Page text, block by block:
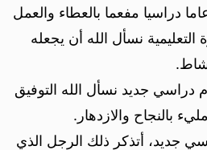
دراسيا مفعما بالعطاء والعمل
نسأل الله أن يجعله
دراسي جديد نسأل الله التوفيق
بالنجاح والازدهار.
جديد، أتذكر ذلك الرجل الذي